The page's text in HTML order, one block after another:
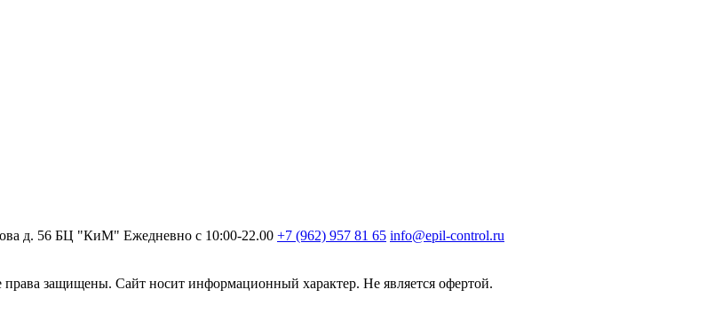
д. 56 БЦ "КиМ" Ежедневно с 10:00-22.00 +7 (962) 957 81 65 info@epil-control.ru
защищены. Сайт носит информационный характер. Не является офертой.